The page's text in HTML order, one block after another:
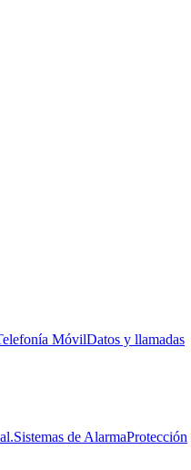
MóvilDatos y llamadas
Sistemas de AlarmaProtección